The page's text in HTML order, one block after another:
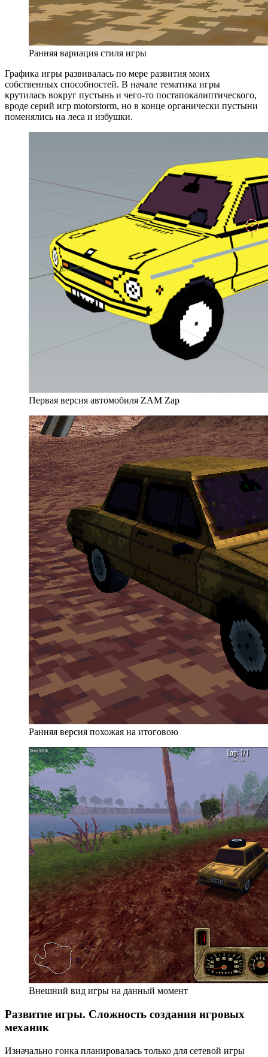
Ранняя вариация стиля игры
Графика игры развивалась по мере развития моих
собственных способностей. В начале тематика игры
крутилась вокруг пустынь и чего‑то постапокалиптического,
вроде серий игр motorstorm, но в конце органически пустыни
поменялись на леса и избушки.
Первая версия автомобиля ZAM Zap
Ранняя версия похожая на итоговою
Внешний вид игры на данный момент
Развитие игры. Сложность создания игровых
механик
Изначально гонка планировалась только для сетевой игры